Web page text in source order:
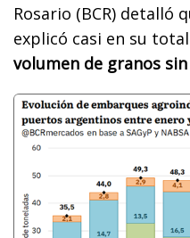
Rosario (BCR) detalló
explicó casi en su
volumen de granos